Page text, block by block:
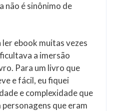
não é sinônimo de
ebook muitas vezes
a imersão
Para um livro que
e fácil, eu fiquei
e complexidade que
que eram